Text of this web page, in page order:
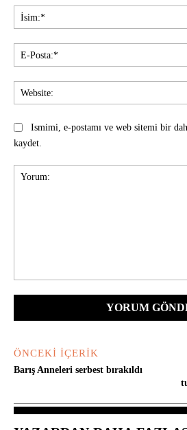
Ismimi, e-postamı ve web sitemi bir
kaydet.
ÖNCEKI İÇERIK
Barış Anneleri serbest bırakıldı